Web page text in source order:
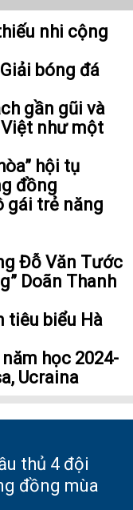
nhi cộng
bóng đá
gần gũi và
như một
hội tụ
đồng
gái trẻ năng
Đỗ Văn Tước
Doãn Thanh
tiêu biểu Hà
học 2024-
Ucraina
thủ 4 đội
đồng mùa